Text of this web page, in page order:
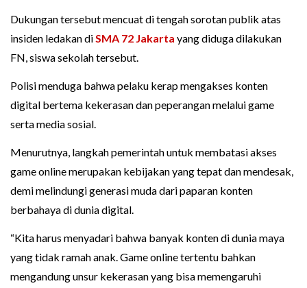
Dukungan tersebut mencuat di tengah sorotan publik atas
insiden ledakan diSMA 72 Jakarta yang diduga dilakukan
FN, siswa sekolah tersebut.
Polisi menduga bahwa pelaku kerap mengakses konten
digital bertema kekerasan dan peperangan melalui game
serta media sosial.
Menurutnya, langkah pemerintah untuk membatasi akses
game online merupakan kebijakan yang tepat dan mendesak,
demi melindungi generasi muda dari paparan konten
berbahaya di dunia digital.
“Kita harus menyadari bahwa banyak konten di dunia maya
yang tidak ramah anak. Game online tertentu bahkan
mengandung unsur kekerasan yang bisa memengaruhi